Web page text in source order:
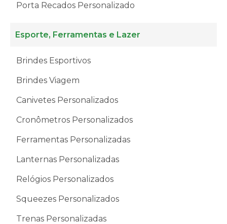
Porta Recados Personalizado
Esporte, Ferramentas e Lazer
Brindes Esportivos
Brindes Viagem
Canivetes Personalizados
Cronômetros Personalizados
Ferramentas Personalizadas
Lanternas Personalizadas
Relógios Personalizados
Squeezes Personalizados
Trenas Personalizadas